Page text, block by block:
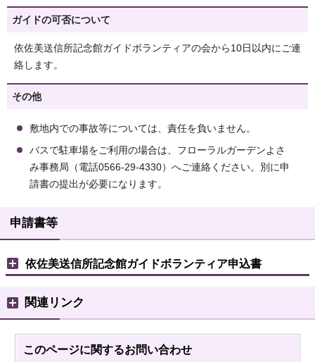
ガイドの可否について
依佐美送信所記念館ガイドボランティアの会から10日以内にご連
絡します。
その他
敷地内での事故等については、責任を負いません。
バスで駐車場をご利用の場合は、フローラルガーデンよさ
み事務局（電話0566-29-4330）へご連絡ください。別に申
請書の提出が必要になります。
申請書等
依佐美送信所記念館ガイドボランティア申込書
関連リンク
このページに関するお問い合わせ